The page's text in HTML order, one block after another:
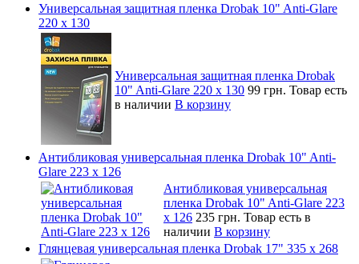
Универсальная защитная пленка Drobak 10" Anti-Glare
220 x 130
Универсальная защитная пленка Drobak
10" Anti-Glare 220 x 130 99 грн. Товар есть
в наличии В корзину
Антибликовая универсальная пленка Drobak 10" Anti-
Glare 223 x 126
Антибликовая универсальная
пленка Drobak 10" Anti-Glare 223
x 126 235 грн. Товар есть в
наличии В корзину
Глянцевая универсальная пленка Drobak 17" 335 х 268